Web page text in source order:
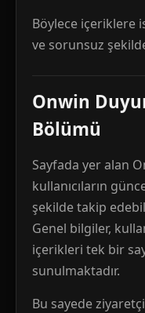
Böylece içeriklere
ve sorunsuz
Onwin
Bölümü
Sayfada yer alan
kullanıcıların
şekilde takip
Genel bilgiler,
içerikleri tek bir
sunulmaktadır.
Bu sayede